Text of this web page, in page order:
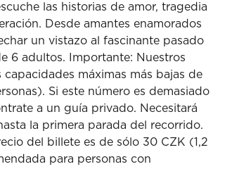
las historias de amor, tragedia
Desde amantes enamorados
un vistazo al fascinante pasado
6 adultos. Importante: Nuestros
máximas más bajas de
Si este número es demasiado
a un guía privado. Necesitará
la primera parada del recorrido.
del billete es de sólo 30 CZK (1,2
para personas con